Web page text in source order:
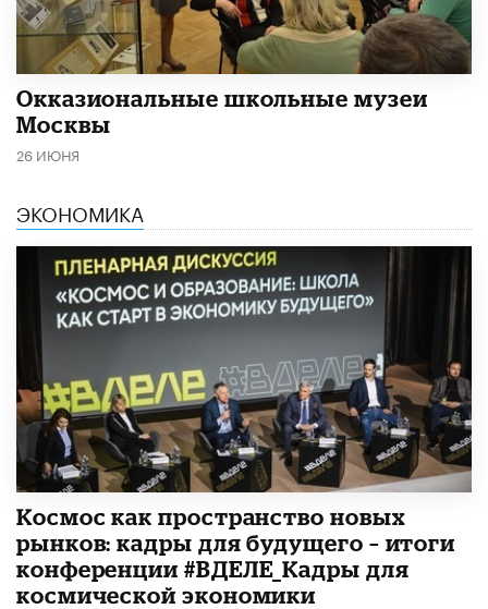
​Окказиональные школьные музеи
Москвы
26 ИЮНЯ
ЭКОНОМИКА
Космос как пространство новых
рынков: кадры для будущего – итоги
конференции #ВДЕЛЕ_Кадры для
космической экономики